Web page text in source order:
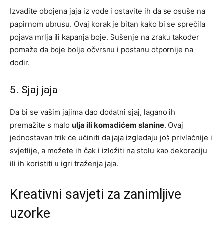
Izvadite obojena jaja iz vode i ostavite ih da se osuše na
papirnom ubrusu. Ovaj korak je bitan kako bi se sprečila
pojava mrlja ili kapanja boje. Sušenje na zraku također
pomaže da boje bolje očvrsnu i postanu otpornije na
dodir.
5. Sjaj jaja
Da bi se vašim jajima dao dodatni sjaj, lagano ih
premažite s malo ulja ili komadićem slanine. Ovaj
jednostavan trik će učiniti da jaja izgledaju još privlačnije i
svjetlije, a možete ih čak i izložiti na stolu kao dekoraciju
ili ih koristiti u igri traženja jaja.
Kreativni savjeti za zanimljive
uzorke